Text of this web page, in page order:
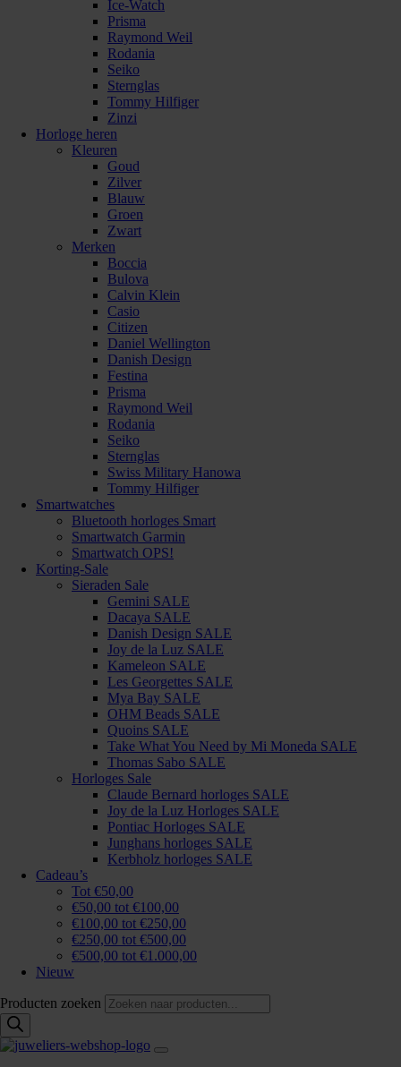
Ice-Watch
Prisma
Raymond Weil
Rodania
Seiko
Sternglas
Tommy Hilfiger
Zinzi
Horloge heren
Kleuren
Goud
Zilver
Blauw
Groen
Zwart
Merken
Boccia
Bulova
Calvin Klein
Casio
Citizen
Daniel Wellington
Danish Design
Festina
Prisma
Raymond Weil
Rodania
Seiko
Sternglas
Swiss Military Hanowa
Tommy Hilfiger
Smartwatches
Bluetooth horloges Smart
Smartwatch Garmin
Smartwatch OPS!
Korting-Sale
Sieraden Sale
Gemini SALE
Dacaya SALE
Danish Design SALE
Joy de la Luz SALE
Kameleon SALE
Les Georgettes SALE
Mya Bay SALE
OHM Beads SALE
Quoins SALE
Take What You Need by Mi Moneda SALE
Thomas Sabo SALE
Horloges Sale
Claude Bernard horloges SALE
Joy de la Luz Horloges SALE
Pontiac Horloges SALE
Junghans horloges SALE
Kerbholz horloges SALE
Cadeau’s
Tot €50,00
€50,00 tot €100,00
€100,00 tot €250,00
€250,00 tot €500,00
€500,00 tot €1.000,00
Nieuw
Producten zoeken